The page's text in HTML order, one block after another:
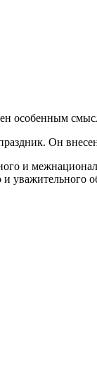
особенным
Он
и